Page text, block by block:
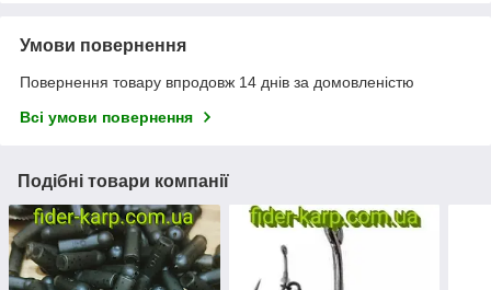
Умови повернення
Повернення товару впродовж 14 днів за домовленістю
Всі умови повернення
Подібні товари компанії